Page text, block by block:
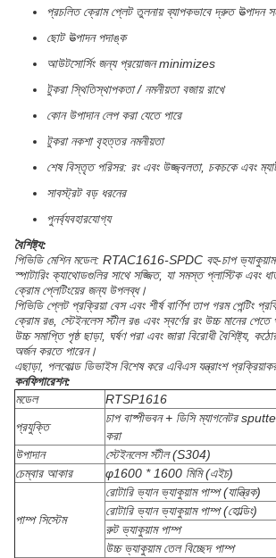
প্রচলিত ক্রোম প্লেট তুলনায় ব্যাপকভাবে দ্রুত উত্পাদন
ছোট উত্পাদন পদাঙ্ক
আউটসোর্সিং জন্য প্রয়োজন minimizes
টুকরা স্থিতিস্থাপকতা / নমনীয়তা বজায় রাখে
কোন উপাদান লেপ করা যেতে পারে
টুকরা নকশা বৃহত্তর নমনীয়তা
শেষ বিস্তৃত পরিসর: রং এবং উজ্জ্বলতা, চকচকে এবং
সাবস্ট্রট বড় ধরনের
পুনর্ব্যবহারযোগ্য
বৈশিষ্ট্য:
পিভিডি মেশিন মডেল: RTAC1616-SPDC বহু-চাপ
স্পাটারিং ক্যাথোডগুলির সাথে সজ্জিত, যা সমস্ত প্লাস্টিক এবং
ক্রোম প্লেটিংয়ের জন্য উপলব্ধ।
পিভিডি প্লেট প্রক্রিয়া বেস এবং শীর্ষ বার্ণিশ তাপ গরম পেন্টিং
ক্রোম রঙ, স্টেইনলেস স্টীল রঙ এবং স্বর্ণের রং উচ্চ মানের পেতে
উচ্চ সমাপ্তি পৃষ্ঠ ছাড়া, ঘর্ষণ পরা এবং জারা বিরোধী বৈশিষ্ট্য,
অর্জন করতে পারেন।
এছাড়া, পলকোল্ড ডিভাইস বিশেষ করে এবিএস যন্ত্রাংশ
কনফিগারেশন:
মডেল
RTSP1616
প্রযুক্তি
চাপ বাষ্পীভবন + ডিসি ম্যাগনেটর
করা
উপাদান
স্টেইনলেস স্টীল (S304)
চেম্বার আকার
φ1600 * 1600 মিমি (এইচ)
পাম্প সিস্টেম
রোটারি ভ্যান ভ্যাকুয়াম পাম্প (যান্ত্রিক)
রোটারি ভ্যান ভ্যাকুয়াম পাম্প (হোল্ডিং)
রুট ভ্যাকুয়াম পাম্প
উচ্চ ভ্যাকুয়াম তেল বিচ্ছেদ পাম্প